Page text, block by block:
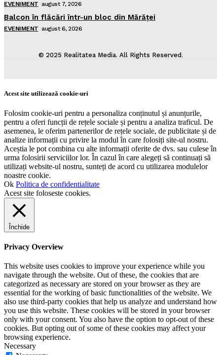
EVENIMENT august 7, 2026
Balcon în flăcări într-un bloc din Mărăţei
EVENIMENT august 6, 2026
© 2025 Realitatea Media. All Rights Reserved.
Acest site utilizează cookie-uri
Folosim cookie-uri pentru a personaliza conținutul și anunțurile,
pentru a oferi funcții de rețele sociale și pentru a analiza traficul. De
asemenea, le oferim partenerilor de rețele sociale, de publicitate și de
analize informații cu privire la modul în care folosiți site-ul nostru.
Aceștia le pot combina cu alte informații oferite de dvs. sau culese în
urma folosirii serviciilor lor. În cazul în care alegeți să continuați să
utilizați website-ul nostru, sunteți de acord cu utilizarea modulelor
noastre cookie.
Ok Politica de confidentialitate
Acest site foloseste cookies.
Închide
Privacy Overview
This website uses cookies to improve your experience while you
navigate through the website. Out of these, the cookies that are
categorized as necessary are stored on your browser as they are
essential for the working of basic functionalities of the website. We
also use third-party cookies that help us analyze and understand how
you use this website. These cookies will be stored in your browser
only with your consent. You also have the option to opt-out of these
cookies. But opting out of some of these cookies may affect your
browsing experience.
Necessary